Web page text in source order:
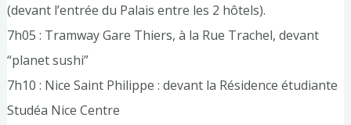
(devant l’entrée du Palais entre les 2 hôtels).
7h05 : Tramway Gare Thiers, à la Rue Trachel, devant
“planet sushi”
7h10 : Nice Saint Philippe : devant la Résidence étudiante
Studéa Nice Centre